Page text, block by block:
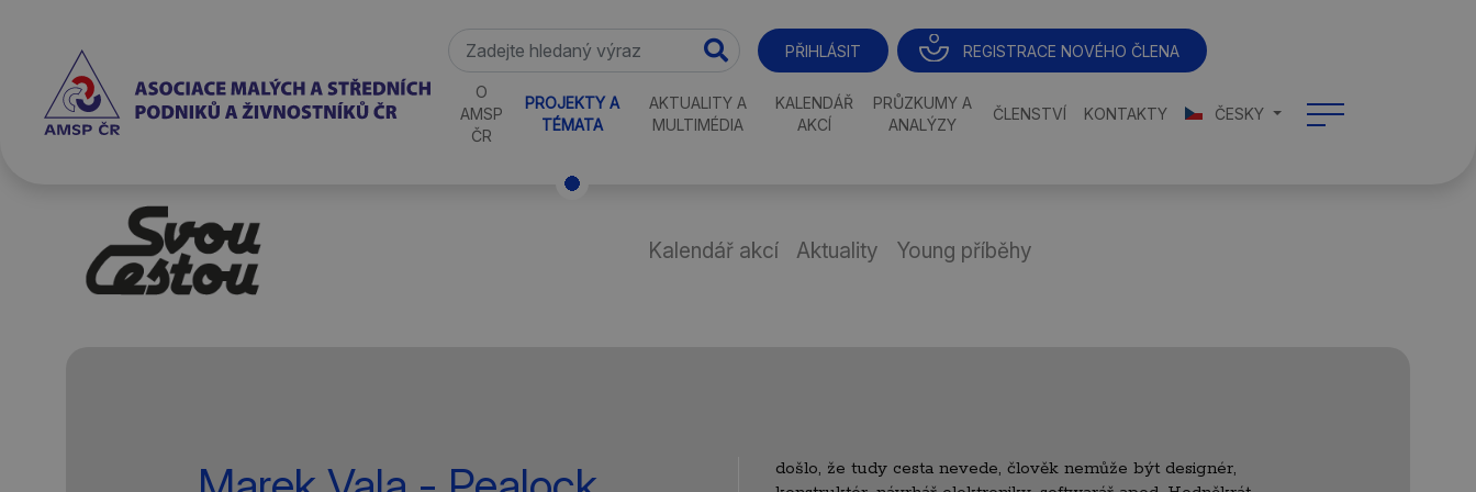
PŘIHLÁSIT REGISTRACE NOVÉHO ČLENA
O
AMSP
ČR
PROJEKTY A
TÉMATA
AKTUALITY A
MULTIMÉDIA
KALENDÁŘ
AKCÍ
PRŮZKUMY A
ANALÝZY
ČLENSTVÍ KONTAKTY ČESKY
Kalendář akcí Aktuality Young příběhy
došlo, že tudy cesta nevede, člověk nemůže být designér,